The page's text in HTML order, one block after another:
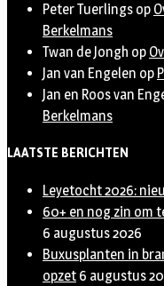
Peter Tuerlings op
Berkelmans
Twan de Jongh op
Jan van Engelen op
Jan en Roos van
Berkelmans
LAATSTE BERICHTEN
Leyetocht 2026:
60+ en nog zin om
6 augustus 2026
Buxusplanten in
opzet 6 augustus